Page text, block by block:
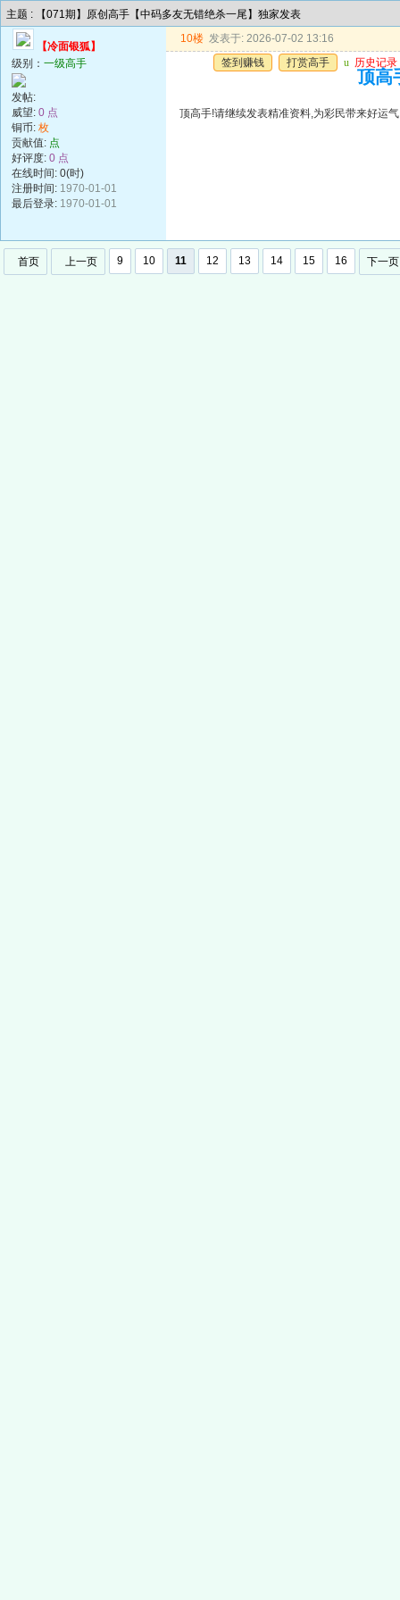
主题 : 【071期】原创高手【中码多友无错绝杀一尾】独家发表
【冷面银狐】
级别： 一级高手
发帖:
威望: 0 点
铜币: 枚
贡献值: 点
好评度: 0 点
在线时间: 0(时)
注册时间: 1970-01-01
最后登录: 1970-01-01
10楼 发表于: 2026-07-02 13:16
签到赚钱
打赏高手 u 历史记录
顶高
顶高手!请继续发表精准资料,为彩民带来好运气
首页 上一页 9 10 11 12 13 14 15 16 下一页